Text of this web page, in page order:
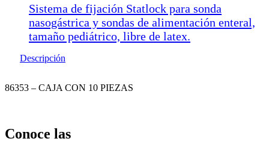
Sistema de fijación Statlock para sonda
nasogástrica y sondas de alimentación enteral,
tamaño pediátrico, libre de latex.
Descripción
86353 – CAJA CON 10 PIEZAS
Conoce las